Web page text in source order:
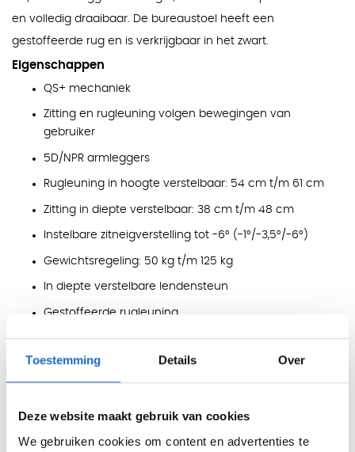
Toestemming Details Over
Deze website maakt gebruik van cookies
We gebruiken cookies om content en advertenties te
en volledig draaibaar. De bureaustoel heeft een
gestoffeerde rug en is verkrijgbaar in het zwart.
Eigenschappen
QS+ mechaniek
Zitting en rugleuning volgen bewegingen van
gebruiker
5D/NPR armleggers
Rugleuning in hoogte verstelbaar: 54 cm t/m 61 cm
Zitting in diepte verstelbaar: 38 cm t/m 48 cm
Instelbare zitneigverstelling tot -6° (-1°/-3,5°/-6°)
Gewichtsregeling: 50 kg t/m 125 kg
In diepte verstelbare lendensteun
Gestoffeerde rugleuning
Universele wielen